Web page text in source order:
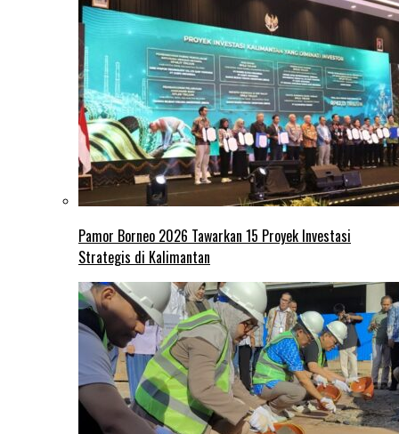
Pamor Borneo 2026 Tawarkan 15 Proyek Investasi
Strategis di Kalimantan